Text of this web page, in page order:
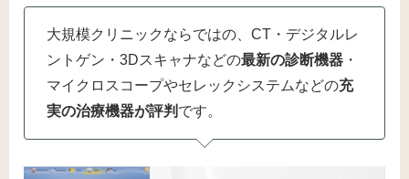
大規模クリニックならではの、CT・デジタルレ
ントゲン・3Dスキャナなどの最新の診断機器 ・
マイクロスコープやセレックシステムなどの充
実の治療機器が評判 です。